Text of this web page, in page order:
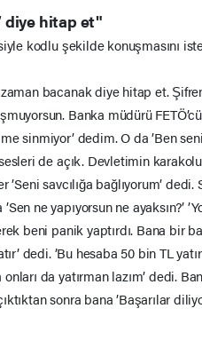
diye hitap et"
kodlu şekilde konuşmasını
zaman bacanak diye hitap et.
Banka müdürü
sinmiyor’ dedim. O da ’Ben
de açık. Devletimin
’Seni savcılığa bağlıyorum’
ne yapıyorsun ne ayaksın?’
beni panik yaptırdı. Bana bir
dedi. ’Bu hesaba 50 bin TL
da yatırman lazım’ dedi.
sonra bana ’Başarılar